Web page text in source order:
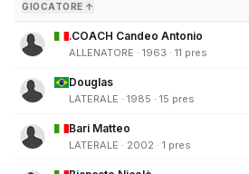
GIOCATORE ↑
.COACH Candeo Antonio
ALLENATORE · 1963 · 11 pres
Douglas
LATERALE · 1985 · 15 pres
Bari Matteo
LATERALE · 2002 · 1 pres